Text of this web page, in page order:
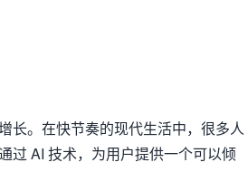
长。在快节奏的现代生活中，很多人
过 AI 技术，为用户提供一个可以倾